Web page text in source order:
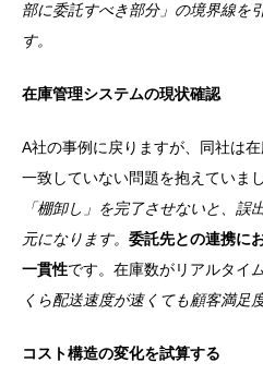
部に委託すべき部分」の境界線を
す。
在庫管理システムの現状確認
A社の事例に戻りますが、同社は
一致していない問題を抱えていまし
「棚卸し」を完了させないと、誤
元になります。 委託先との連携に
一貫性です。在庫数がリアルタイ
くら配送速度が速くても顧客満足
コスト構造の変化を試算する